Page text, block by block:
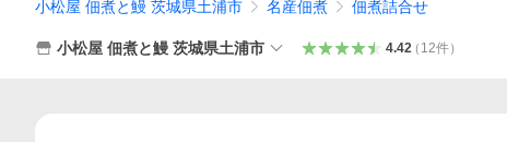
小松屋 佃煮と鰻 茨城県土浦市 名産佃煮 佃煮詰合せ
小松屋 佃煮と鰻 茨城県土浦市 4.42（ 12件）